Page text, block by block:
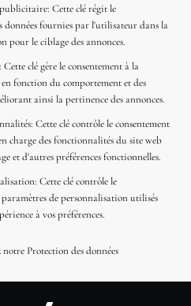
: Cette clé régit le
données fournies par l'utilisateur dans la
le ciblage des annonces.
Cette clé gère le consentement à la
fonction du comportement et des
ainsi la pertinence des annonces.
: Cette clé contrôle le consentement
charge des fonctionnalités du site web
et d'autres préférences fonctionnelles.
: Cette clé contrôle le
de personnalisation utilisés
à vos préférences.
notre Protection des données